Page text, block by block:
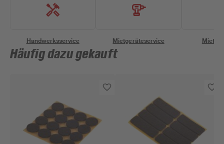
Handwerksservice Mietgeräteservice
Häufig dazu gekauft